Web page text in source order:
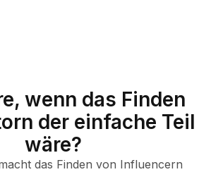
wenn das Finden
der einfache Teil
wäre?
das Finden von Influencern